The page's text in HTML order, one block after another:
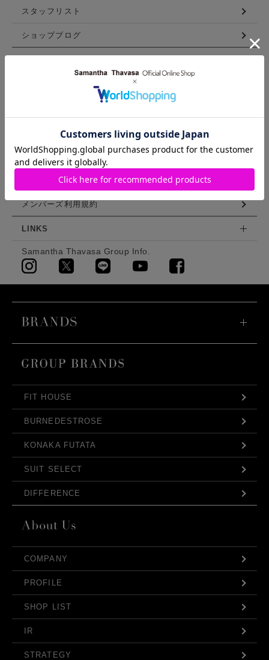
スタッフリスト
ショップブログ
利用規約
特定商取引法に基づく表示
メンバーズ利用規約
LINKS
Samantha Thavasa Group Info.
FIT HOUSE
BURNEDESTROSE
KONAKA FUTATA
SUIT SELECT
DIFFERENCE
COMPANY
PROFILE
SHOP LIST
IR
STRATEGY